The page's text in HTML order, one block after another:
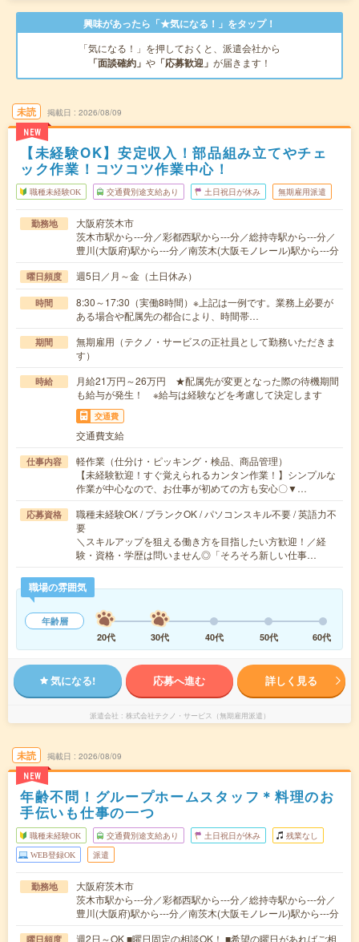
興味があったら「★気になる！」をタップ！
「気になる！」を押しておくと、派遣会社から
「面談確約」 や 「応募歓迎」 が届きます！
未読
NEW
掲載日 2026/08/09
【未経験OK】安定収入！部品組み立てやチェ
ック作業！コツコツ作業中心！
職種未経験OK 交通費別途支給あり 土日祝日が休み 無期雇用派遣
勤務地
大阪府茨木市
茨木市駅から---分／彩都西駅から---分／総持寺駅から---分／
豊川(大阪府)駅から---分／南茨木(大阪モノレール)駅から---分
曜日頻度 週5日／月～金（土日休み）
時間
8:30～17:30（実働8時間）※上記は一例です。業務上必要が
ある場合や配属先の都合により、時間帯…
期間
無期雇用（テクノ・サービスの正社員として勤務いただきま
す）
時給
月給21万円～26万円 ★配属先が変更となった際の待機期間
も給与が発生！ ※給与は経験などを考慮して決定します
交通費
交通費支給
仕事内容
軽作業（仕分け・ピッキング・検品、商品管理）
【未経験歓迎！すぐ覚えられるカンタン作業！】シンプルな
作業が中心なので、お仕事が初めての方も安心〇▼…
応募資格
職種未経験OK / ブランクOK / パソコンスキル不要 / 英語力不
要
＼スキルアップを狙える働き方を目指したい方歓迎！／経
験・資格・学歴は問いません◎「そろそろ新しい仕事…
職場の雰囲気
年齢層
20代
30代 40代 50代 60代
気になる! 応募へ進む 詳しく見る
派遣会社 株式会社テクノ・サービス（無期雇用派遣）
未読
NEW
掲載日 2026/08/09
年齢不問！グループホームスタッフ＊料理のお
手伝いも仕事の一つ
職種未経験OK 交通費別途支給あり 土日祝日が休み 残業なし
WEB登録OK 派遣
勤務地
大阪府茨木市
茨木市駅から---分／彩都西駅から---分／総持寺駅から---分／
豊川(大阪府)駅から---分／南茨木(大阪モノレール)駅から---分
曜日頻度
週2日～OK ■曜日固定の相談OK！ ■希望の曜日があればご相